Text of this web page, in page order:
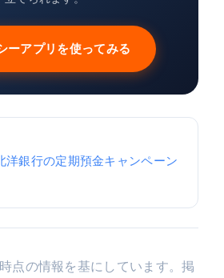
ーアプリを使ってみる
洋銀行の定期預金キャンペーン
点の情報を基にしています。掲